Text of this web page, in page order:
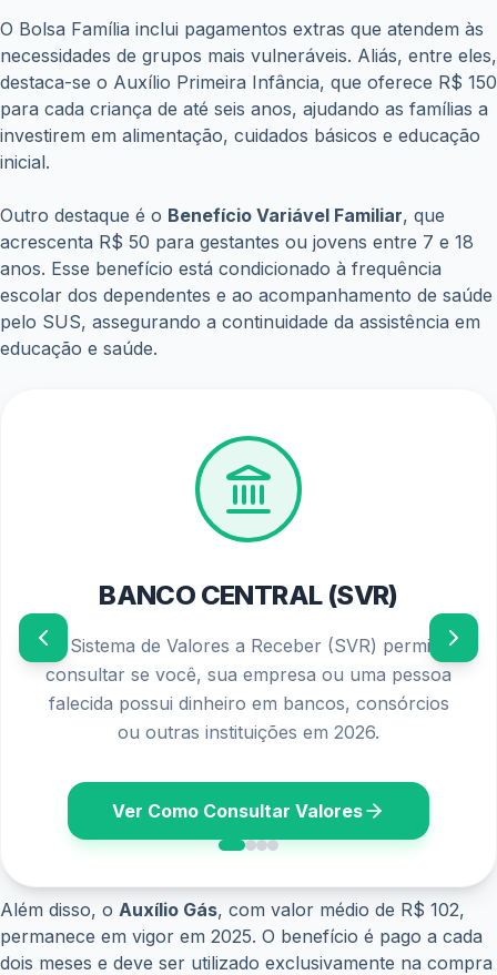
O Bolsa Família inclui pagamentos extras que atendem às
necessidades de grupos mais vulneráveis. Aliás, entre eles,
destaca-se o Auxílio Primeira Infância, que oferece R$ 150
para cada criança de até seis anos, ajudando as famílias a
investirem em alimentação, cuidados básicos e educação
inicial.
Outro destaque é o Benefício Variável Familiar, que
acrescenta R$ 50 para gestantes ou jovens entre 7 e 18
anos. Esse benefício está condicionado à frequência
escolar dos dependentes e ao acompanhamento de saúde
pelo SUS, assegurando a continuidade da assistência em
educação e saúde.
BANCO CENTRAL (SVR)
O Sistema de Valores a Receber (SVR) permite
consultar se você, sua empresa ou uma pessoa
falecida possui dinheiro em bancos, consórcios
ou outras instituições em 2026.
Ver Como Consultar Valores
Além disso, o Auxílio Gás, com valor médio de R$ 102,
permanece em vigor em 2025. O benefício é pago a cada
dois meses e deve ser utilizado exclusivamente na compra